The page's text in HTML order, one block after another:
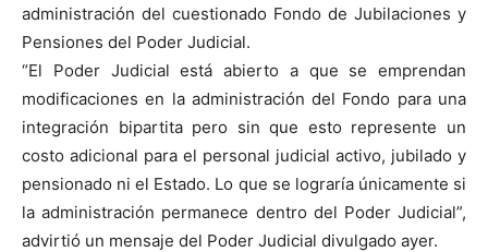
administración del cuestionado Fondo de Jubilaciones y
Pensiones del Poder Judicial.
“El Poder Judicial está abierto a que se emprendan
modificaciones en la administración del Fondo para una
integración bipartita pero sin que esto represente un
costo adicional para el personal judicial activo, jubilado y
pensionado ni el Estado. Lo que se lograría únicamente si
la administración permanece dentro del Poder Judicial”,
advirtió un mensaje del Poder Judicial divulgado ayer.